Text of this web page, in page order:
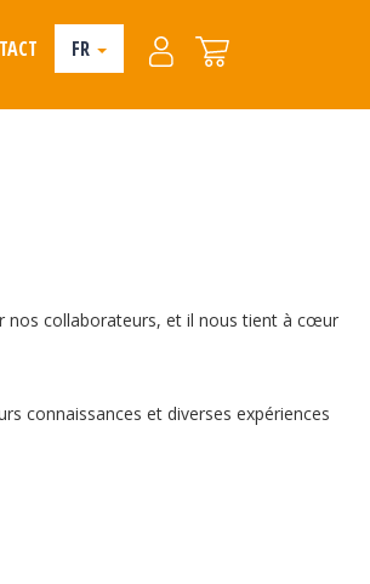
FR
nos collaborateurs, et il nous tient à cœur
connaissances et diverses expériences